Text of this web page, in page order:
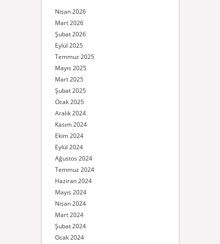
Nisan 2026
Mart 2026
Şubat 2026
Eylül 2025
Temmuz 2025
Mayıs 2025
Mart 2025
Şubat 2025
Ocak 2025
Aralık 2024
Kasım 2024
Ekim 2024
Eylül 2024
Ağustos 2024
Temmuz 2024
Haziran 2024
Mayıs 2024
Nisan 2024
Mart 2024
Şubat 2024
Ocak 2024